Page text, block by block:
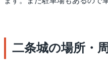
二条城の場所・